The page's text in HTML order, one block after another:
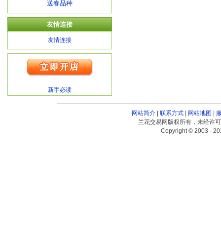
送春品种
友情连接
友情连接
新手必读
网站简介| 联系方式| 网站地图 |
兰花交易网版权所有，未经许
Copyright © 2003 -